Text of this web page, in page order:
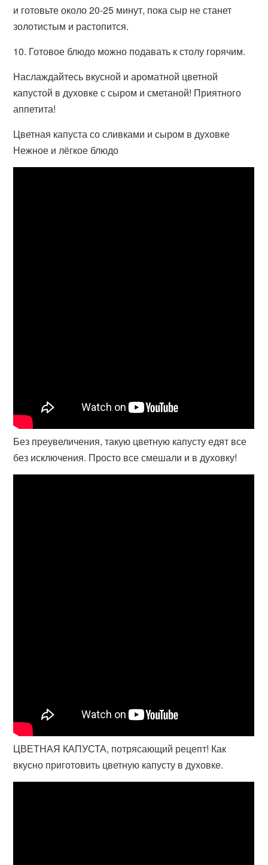
и готовьте около 20-25 минут, пока сыр не станет
золотистым и растопится.
10. Готовое блюдо можно подавать к столу горячим.
Наслаждайтесь вкусной и ароматной цветной
капустой в духовке с сыром и сметаной! Приятного
аппетита!
Цветная капуста со сливками и сыром в духовке
Нежное и лёгкое блюдо
Без преувеличения, такую цветную капусту едят все
без исключения. Просто все смешали и в духовку!
ЦВЕТНАЯ КАПУСТА, потрясающий рецепт! Как
вкусно приготовить цветную капусту в духовке.